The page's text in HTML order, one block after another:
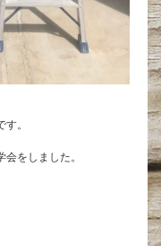
。
をしました。